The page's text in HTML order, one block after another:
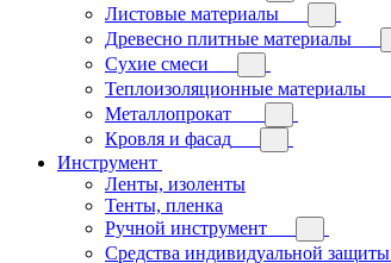
Листовые материалы
Древесно плитные материалы
Сухие смеси
Теплоизоляционные материалы
Металлопрокат
Кровля и фасад
Инструмент
Ленты, изоленты
Тенты, пленка
Ручной инструмент
Средства индивидуальной защиты